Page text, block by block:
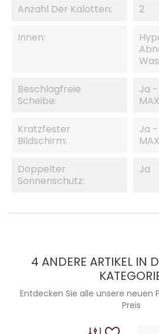
Anzahl Der Kalotten: 2
Innen:
Beschlagfreie
Scheibe:
Ja -
Kratzfester
Bildschirm:
Ja -
Doppelter
Sonnenschutz:
Ja
4 ANDERE ARTIKEL IN
Entdecken Sie alle unsere neuen
Preis